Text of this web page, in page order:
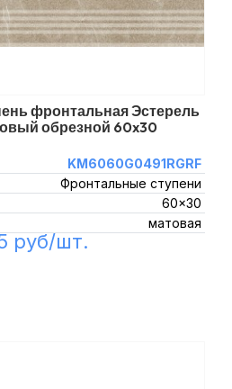
фронтальная Эстерель
обрезной 60x30
KM6060G0491RGRF
Фронтальные ступени
60x30
матовая
руб/шт.